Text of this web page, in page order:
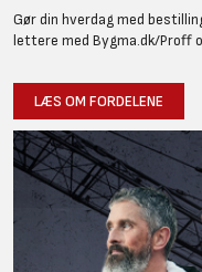
Gør din hverdag med
lettere med Bygma.dk/Proff
LÆS OM FORDELENE